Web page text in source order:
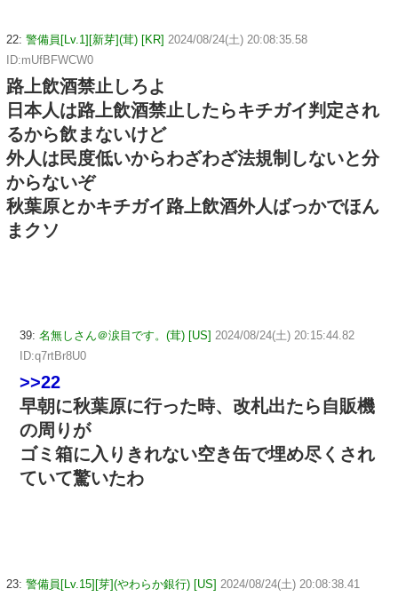
22: 警備員[Lv.1][新芽](茸) [KR] 2024/08/24(土) 20:08:35.58
ID:mUfBFWCW0
路上飲酒禁止しろよ
日本人は路上飲酒禁止したらキチガイ判定され
るから飲まないけど
外人は民度低いからわざわざ法規制しないと分
からないぞ
秋葉原とかキチガイ路上飲酒外人ばっかでほん
まクソ
39: 名無しさん＠涙目です。(茸) [US] 2024/08/24(土) 20:15:44.82
ID:q7rtBr8U0
>>22
早朝に秋葉原に行った時、改札出たら自販機
の周りが
ゴミ箱に入りきれない空き缶で埋め尽くされ
ていて驚いたわ
23: 警備員[Lv.15][芽](やわらか銀行) [US] 2024/08/24(土) 20:08:38.41